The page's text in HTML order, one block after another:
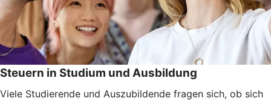
Steuern in Studium und Ausbildung
Viele Studierende und Auszubildende fragen sich, ob sich